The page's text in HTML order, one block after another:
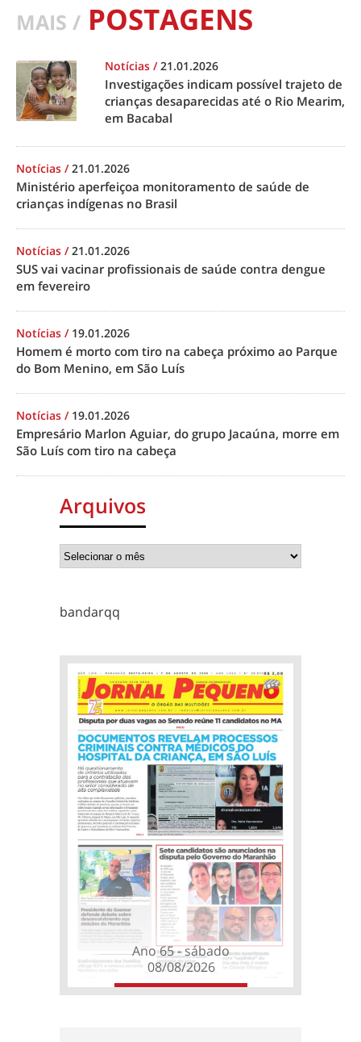
MAIS / POSTAGENS
Notícias /21.01.2026
Investigações indicam possível trajeto de
crianças desaparecidas até o Rio Mearim,
em Bacabal
Notícias /21.01.2026
Ministério aperfeiçoa monitoramento de saúde de
crianças indígenas no Brasil
Notícias /21.01.2026
SUS vai vacinar profissionais de saúde contra dengue
em fevereiro
Notícias / 19.01.2026
Homem é morto com tiro na cabeça próximo ao Parque
do Bom Menino, em São Luís
Notícias / 19.01.2026
Empresário Marlon Aguiar, do grupo Jacaúna, morre em
São Luís com tiro na cabeça
Arquivos
bandarqq
Ano 65 - sábado
08/08/2026